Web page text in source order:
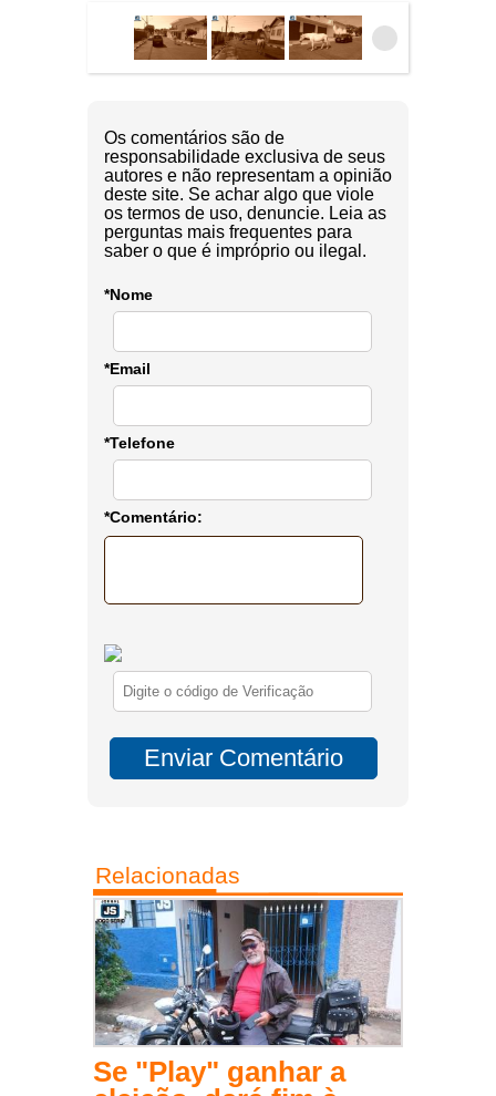
Os comentários são de
responsabilidade exclusiva de seus
autores e não representam a opinião
deste site. Se achar algo que viole
os termos de uso, denuncie. Leia as
perguntas mais frequentes para
saber o que é impróprio ou ilegal.
*Nome
*Email
*Telefone
*Comentário:
Relacionadas
Se "Play" ganhar a